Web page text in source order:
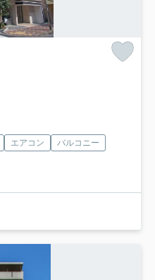
エアコン
バルコニー